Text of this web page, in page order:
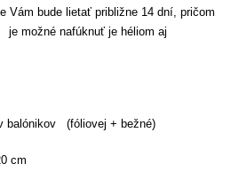
Vám bude lietať približne 14 dní, pričom
je možné nafúknuť je héliom aj
balónikov (fóliovej + bežné)
cm